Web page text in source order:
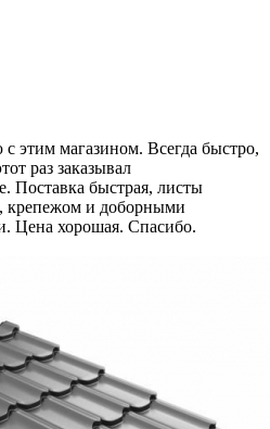
этим магазином. Всегда быстро,
раз заказывал
Поставка быстрая, листы
крепежом и доборными
Цена хорошая. Спасибо.